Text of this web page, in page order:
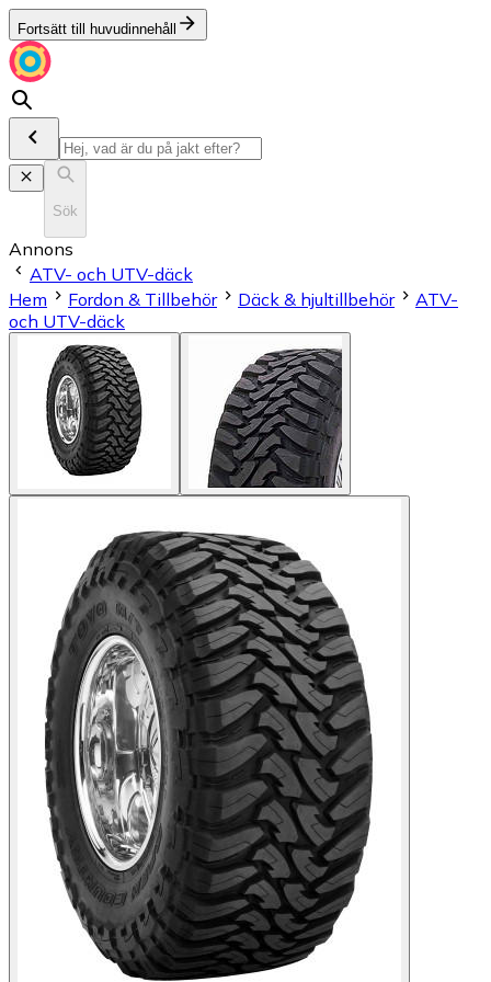
Fortsätt till huvudinnehåll
Sök
Annons
ATV- och UTV-däck
Hem
Fordon & Tillbehör Däck & hjultillbehör
ATV-
och UTV-däck